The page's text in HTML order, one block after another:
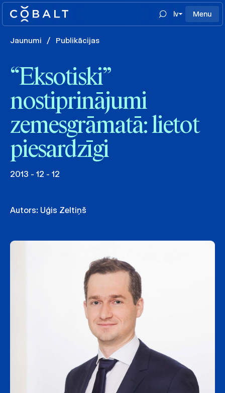
lv Menu
Jaunumi / Publikācijas
“Eksotiski”
nostiprinājumi
zemesgrāmatā: lietot
piesardzīgi
2013 - 12 - 12
Autors: Uģis Zeltiņš